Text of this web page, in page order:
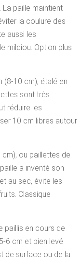
paille maintient
la coulure des
aussi les
mildiou. Option plus
(8-10 cm), étalé en
sont très
réduire les
10 cm libres autour
ou paillettes de
a inventé son
au sec, évite les
Classique
paillis en cours de
6 cm et bien levé
de surface ou de la